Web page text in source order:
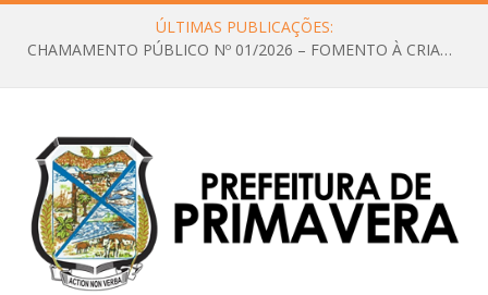
ÚLTIMAS PUBLICAÇÕES:
CHAMAMENTO PÚBLICO Nº 01/2026 – FOMENTO À CRIAÇÃO E A CIRCULAÇÃO DE PRODUÇÕES CULTURAIS – Aldir Blanc